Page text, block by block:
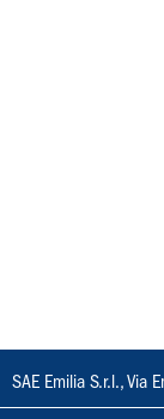
SAE Emilia S.r.l., Via